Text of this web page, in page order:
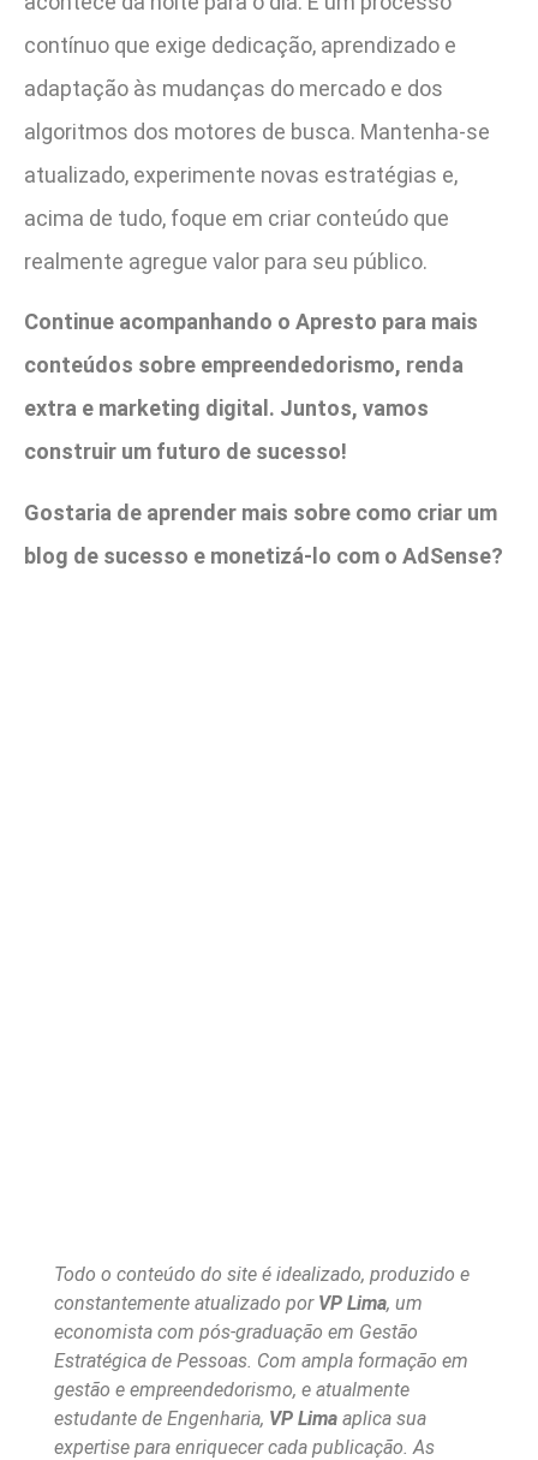
contínuo que exige dedicação, aprendizado e
adaptação às mudanças do mercado e dos
algoritmos dos motores de busca. Mantenha-se
atualizado, experimente novas estratégias e,
acima de tudo, foque em criar conteúdo que
realmente agregue valor para seu público.
Continue acompanhando o Apresto para mais
conteúdos sobre empreendedorismo, renda
extra e marketing digital. Juntos, vamos
construir um futuro de sucesso!
Gostaria de aprender mais sobre como criar um
blog de sucesso e monetizá-lo com o AdSense?
Todo o conteúdo do site é idealizado, produzido e
constantemente atualizado por VP Lima, um
economista com pós-graduação em Gestão
Estratégica de Pessoas. Com ampla formação em
gestão e empreendedorismo, e atualmente
estudante de Engenharia, VP Lima aplica sua
expertise para enriquecer cada publicação. As